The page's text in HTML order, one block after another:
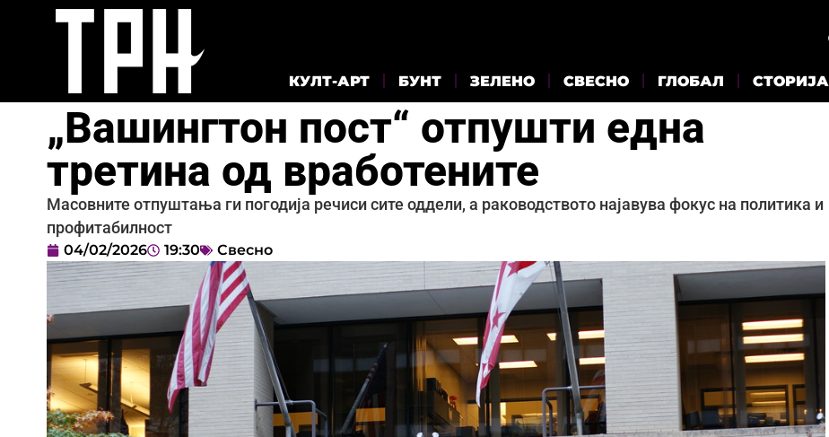
КУЛТ-АРТ БУНТ ЗЕЛЕНО СВЕСНО ГЛОБАЛ СТОРИЈА
„Вашингтон пост“ отпушти една
третина од вработените
Масовните отпуштања ги погодија речиси сите оддели, а раководството најавува фокус на политика и
профитабилност
04/02/2026 19:30 Свесно